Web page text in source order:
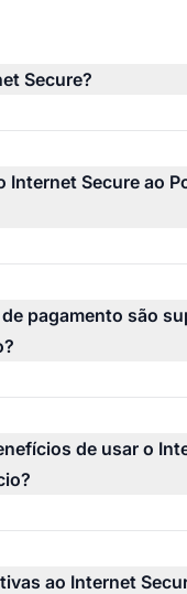
Secure?
Internet Secure ao
pagamento são
de usar o
ao Internet